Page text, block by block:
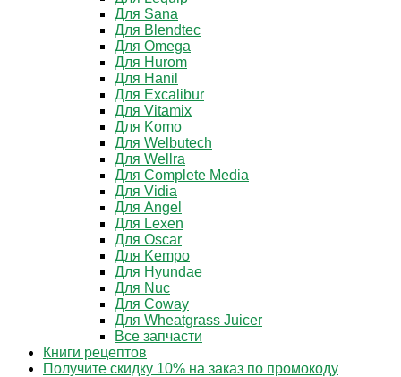
Для Sana
Для Blendtec
Для Omega
Для Hurom
Для Hanil
Для Excalibur
Для Vitamix
Для Komo
Для Welbutech
Для Wellra
Для Complete Media
Для Vidia
Для Angel
Для Lexen
Для Oscar
Для Kempo
Для Hyundae
Для Nuc
Для Coway
Для Wheatgrass Juicer
Все запчасти
Книги рецептов
Получите скидку 10% на заказ по промокоду